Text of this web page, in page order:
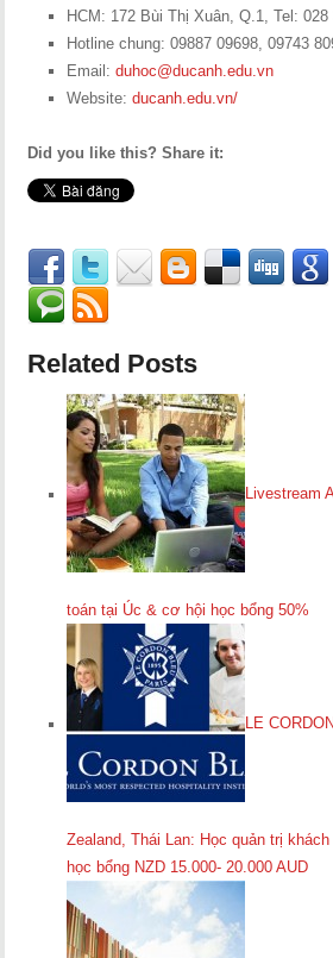
HCM: 172 Bùi Thị Xuân, Q.1, Tel: 028
Hotline chung: 09887 09698, 09743
Email:duhoc@ducanh.edu.vn
Website:ducanh.edu.vn/
Did you like this? Share it:
Related Posts
Livestream
toán tại Úc & cơ hội học bổng 50%
LE
Zealand, Thái Lan: Học quản trị
học bổng NZD 15.000- 20.000 AUD